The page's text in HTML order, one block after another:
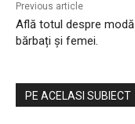
Previous article
Află totul despre modă
bărbați și femei.
PE ACELASI SUBIECT